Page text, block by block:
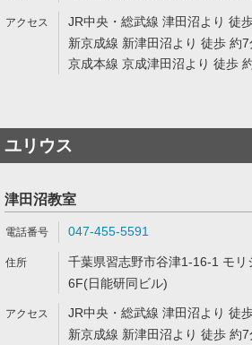
JR中央・総武線 津田沼より 徒
新京成線 新津田沼より 徒歩 約7
京成本線 京成津田沼より 徒歩
ユリウス
津田沼教室
047-455-5591
千葉県習志野市谷津1-16-1 モリ
6F(日能研同ビル)
JR中央・総武線 津田沼より 徒
新京成線 新津田沼より 徒歩 約7